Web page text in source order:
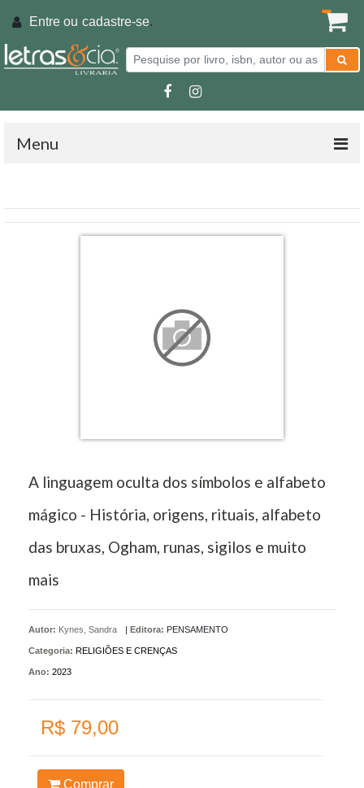
Entre ou cadastre-se.
Menu
A linguagem oculta dos símbolos e alfabeto
mágico - História, origens, rituais, alfabeto
das bruxas, Ogham, runas, sigilos e muito
mais
Autor: Kynes, Sandra | Editora: PENSAMENTO
Categoria: RELIGIÕES E CRENÇAS
Ano: 2023
R$ 79,00
Comprar